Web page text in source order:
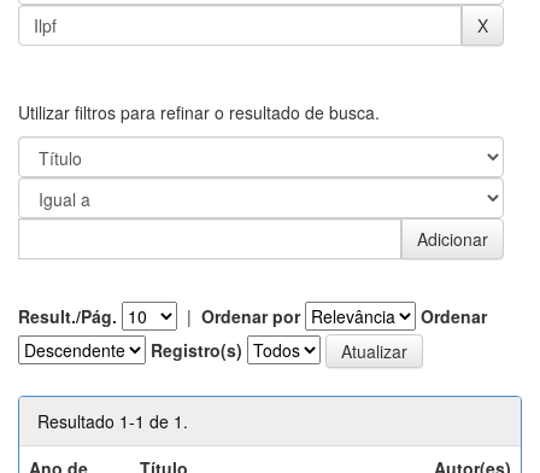
Utilizar filtros para refinar o resultado de busca.
Result./Pág. | Ordenar por
Ordenar
Registro(s)
Resultado 1-1 de 1.
Ano de
Título Autor(es)